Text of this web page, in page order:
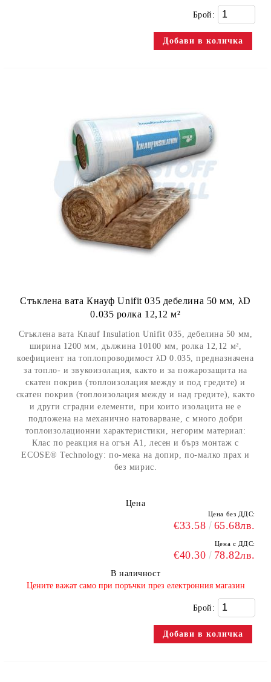
Брой:
Стъклена вата Кнауф Unifit 035 дебелина 50 мм, λD
0.035 ролка 12,12 м²
Стъклена вата Knauf Insulation Unifit 035, дебелина 50 мм,
ширина 1200 мм, дължина 10100 мм, ролка 12,12 м²,
коефициент на топлопроводимост λD 0.035, предназначена
за топло- и звукоизолация, както и за пожарозащита на
скатен покрив (топлоизолация между и под гредите) и
скатен покрив (топлоизолация между и над гредите), както
и други сградни елементи, при които изолацита не е
подложена на механично натоварване, с много добри
топлоизолационни характеристики, негорим материал:
Клас по реакция на огън A1, лесен и бърз монтаж с
ECOSE® Technology: по-мека на допир, по-малко прах и
без мирис.
Цена
Цена без ДДС:
€33.58 65.68лв.
Цена с ДДС:
€40.30 78.82лв.
В наличност
​Цените важат само при поръчки през електронния магазин
Брой: